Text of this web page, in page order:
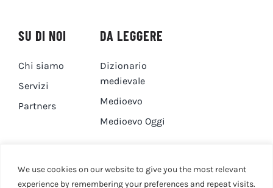
We use cookies on our website to give you the most relevant
experience by remembering your preferences and repeat visits.
SU DI NOI
Chi siamo
Servizi
Partners
DA LEGGERE
Dizionario
medievale
Medioevo
Medioevo Oggi
DA GUARDARE CONTATTI